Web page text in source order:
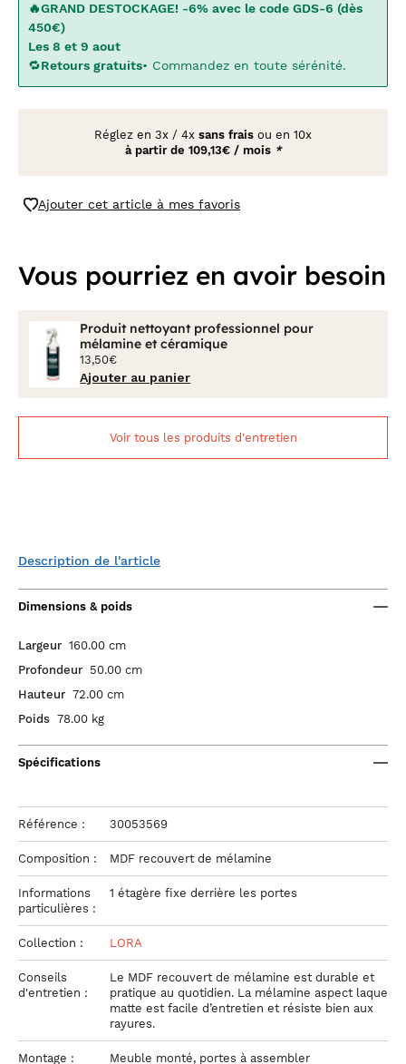
🔥GRAND DESTOCKAGE! -6% avec le code GDS-6 (dès
450€)
Les 8 et 9 aout
🔁Retours gratuits• Commandez en toute sérénité.
Réglez en 3x / 4x sans frais ou en 10x
à partir de 109,13€ / mois *
Ajouter cet article à mes favoris
Vous pourriez en avoir besoin
Produit nettoyant professionnel pour
mélamine et céramique
13,50€
Ajouter au panier
Voir tous les produits d'entretien
Description de l'article
Dimensions & poids
Largeur 160.00 cm
Profondeur 50.00 cm
Hauteur 72.00 cm
Poids 78.00 kg
Spécifications
Référence : 30053569
Composition : MDF recouvert de mélamine
Informations
particulières :
1 étagère fixe derrière les portes
Collection : LORA
Conseils
d'entretien :
Le MDF recouvert de mélamine est durable et
pratique au quotidien. La mélamine aspect laque
matte est facile d’entretien et résiste bien aux
rayures.
Montage : Meuble monté, portes à assembler